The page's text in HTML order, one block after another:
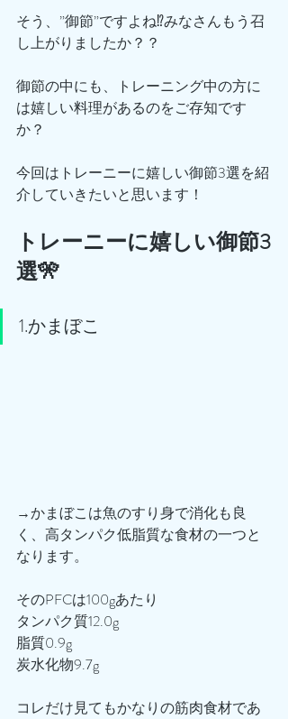
そう、”御節”ですよね⁉️みなさんもう召
し上がりましたか？？
御節の中にも、トレーニング中の方に
は嬉しい料理があるのをご存知です
か？
今回はトレーニーに嬉しい御節3選を紹
介していきたいと思います！
トレーニーに嬉しい御節3
選🎌
1.かまぼこ
→かまぼこは魚のすり身で消化も良
く、高タンパク低脂質な食材の一つと
なります。
そのPFCは100gあたり
タンパク質12.0g
脂質0.9g
炭水化物9.7g
コレだけ見てもかなりの筋肉食材であ